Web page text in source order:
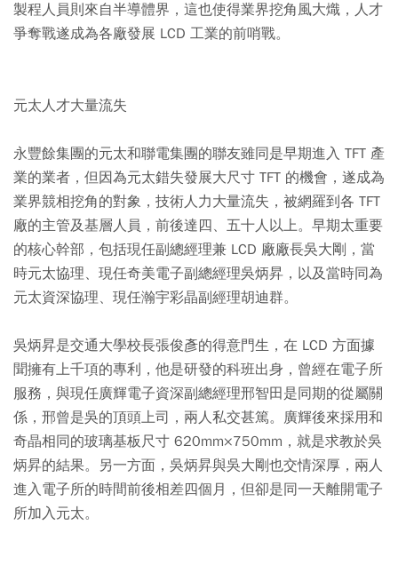
製程人員則來自半導體界，這也使得業界挖角風大熾，人才
爭奪戰遂成為各廠發展 LCD 工業的前哨戰。
元太人才大量流失
永豐餘集團的元太和聯電集團的聯友雖同是早期進入 TFT 產
業的業者，但因為元太錯失發展大尺寸 TFT 的機會，遂成為
業界競相挖角的對象，技術人力大量流失，被網羅到各 TFT
廠的主管及基層人員，前後達四、五十人以上。早期太重要
的核心幹部，包括現任副總經理兼 LCD 廠廠長吳大剛，當
時元太協理、現任奇美電子副總經理吳炳昇，以及當時同為
元太資深協理、現任瀚宇彩晶副經理胡迪群。
吳炳昇是交通大學校長張俊彥的得意門生，在 LCD 方面據
聞擁有上千項的專利，他是研發的科班出身，曾經在電子所
服務，與現任廣輝電子資深副總經理邢智田是同期的從屬關
係，邢曾是吳的頂頭上司，兩人私交甚篤。廣輝後來採用和
奇晶相同的玻璃基板尺寸 620mm×750mm，就是求教於吳
炳昇的結果。另一方面，吳炳昇與吳大剛也交情深厚，兩人
進入電子所的時間前後相差四個月，但卻是同一天離開電子
所加入元太。